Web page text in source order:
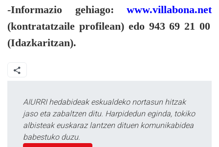
-Informazio gehiago: www.villabona.net
(kontratatzaile profilean) edo 943 69 21 00
(Idazkaritzan).
AIURRI hedabideak eskualdeko nortasun hitzak
jaso eta zabaltzen ditu. Harpidedun eginda, tokiko
albisteak euskaraz lantzen dituen komunikabidea
babestuko duzu.